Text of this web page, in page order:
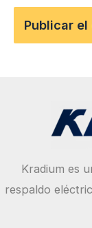
Kradium es
respaldo